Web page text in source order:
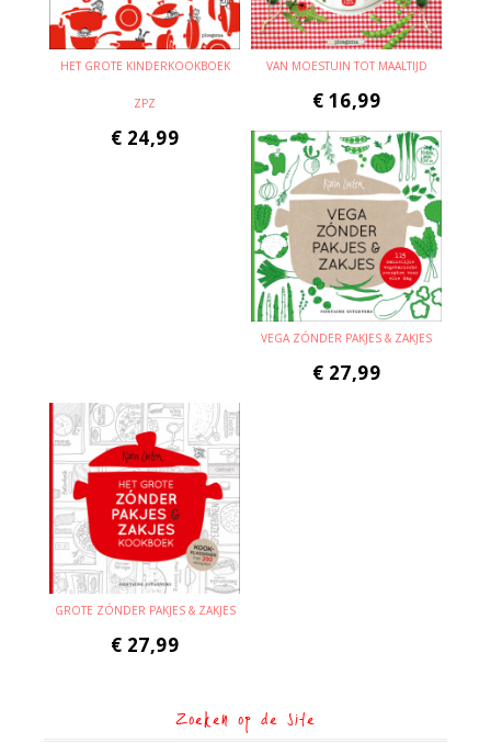
HET GROTE KINDERKOOKBOEK
ZPZ
€ 24,99
VAN MOESTUIN TOT MAALTIJD
€ 16,99
VEGA ZÓNDER PAKJES & ZAKJES
€ 27,99
GROTE ZÓNDER PAKJES & ZAKJES
€ 27,99
Zoeken op de site